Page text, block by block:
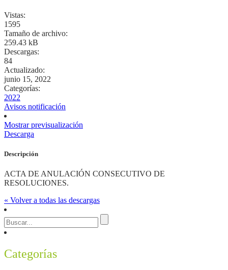
Vistas:
1595
Tamaño de archivo:
259.43 kB
Descargas:
84
Actualizado:
junio 15, 2022
Categorías:
2022
Avisos notificación
Mostrar previsualización
Descarga
Descripción
ACTA DE ANULACIÓN CONSECUTIVO DE
RESOLUCIONES.
« Volver a todas las descargas
Categorías